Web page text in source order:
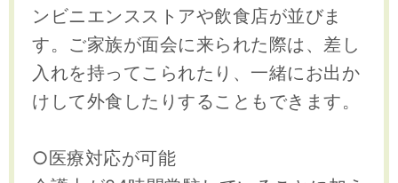
ンビニエンスストアや飲食店が並びま
す。ご家族が面会に来られた際は、差し
入れを持ってこられたり、一緒にお出か
けして外食したりすることもできます。
○医療対応が可能